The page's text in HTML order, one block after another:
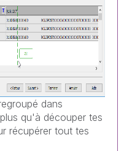
dans
qu'à découper tes
récupérer tout tes